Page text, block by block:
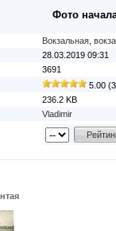
Фото
Вокзальная
28.03.2019 09:31
3691
5.00
236.2 KB
Vladimir